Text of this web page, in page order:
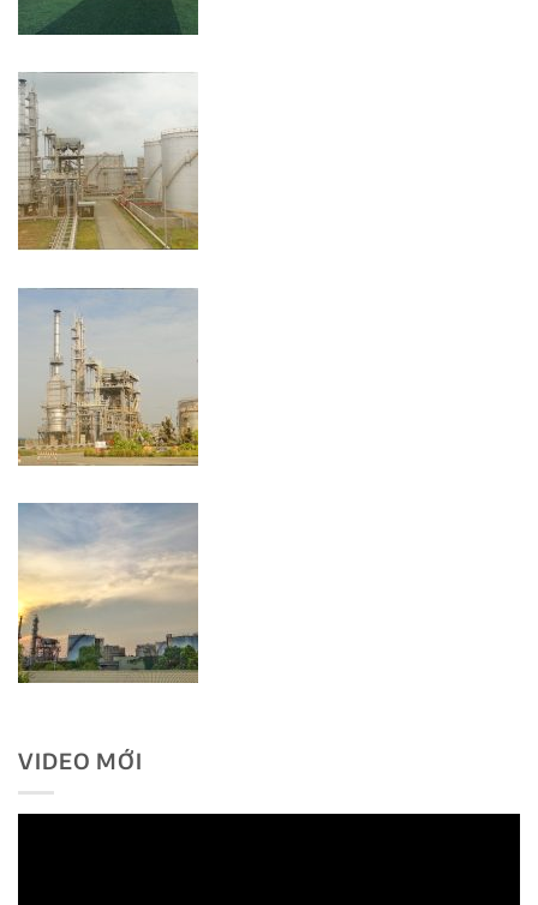
VIDEO MỚI